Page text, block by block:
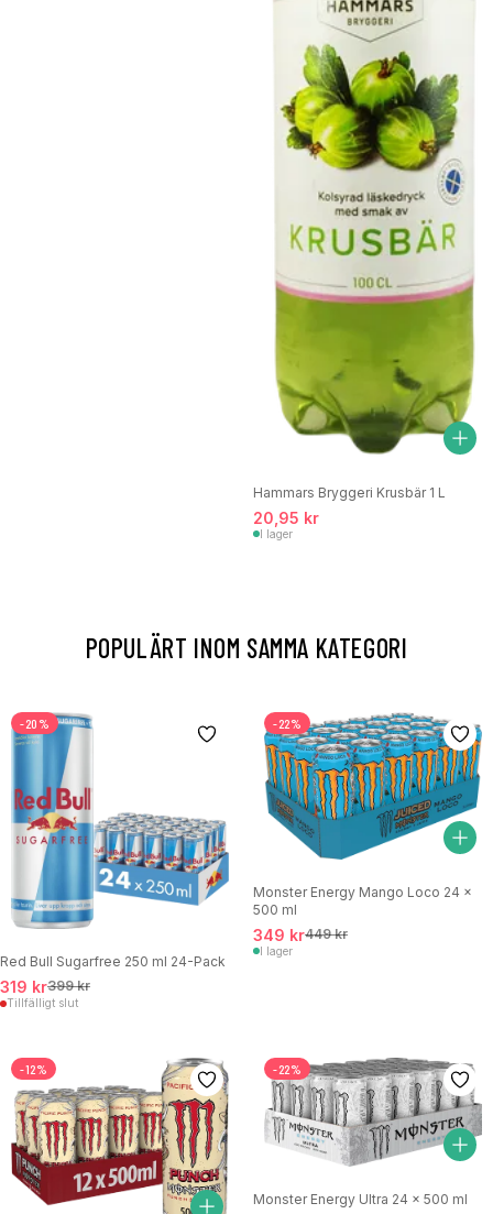
Hammars Bryggeri Krusbär 1 L
20,95 kr
I lager
POPULÄRT INOM SAMMA KATEGORI
-20%
Red Bull Sugarfree 250 ml 24-Pack
319 kr399 kr
Tillfälligt slut
-22%
Monster Energy Mango Loco 24 x
500 ml
349 kr449 kr
I lager
-12% -22%
Monster Energy Ultra 24 x 500 ml